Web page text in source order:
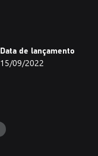
no Director Mode.
Data de lançamento
15/09/2022